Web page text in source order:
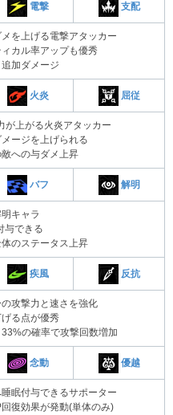
電撃 支配
を上げる電撃アタッカー
ィカル率アップも優秀
加ダメージ
火炎 屈従
が上がる火炎アタッカー
ージを上げられる
敵への与ダメ上昇
バフ 解明
キャラ
与できる
体のステータス上昇
疾風 反抗
の攻撃力と速さを強化
げる点が優秀
の確率で攻撃回数増加
念動 優越
眠付与できるサポーター
復効果が発動(単体のみ)